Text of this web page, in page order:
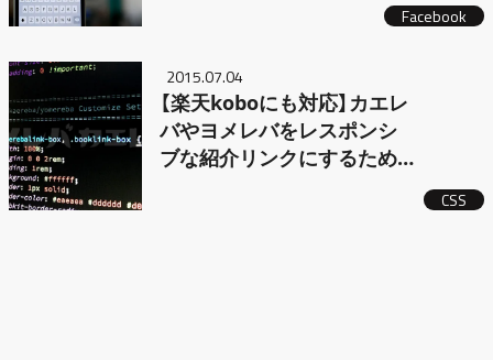
Facebook
2015.07.04
【楽天koboにも対応】カエレ
バやヨメレバをレスポンシ
ブな紹介リンクにするため
CSS